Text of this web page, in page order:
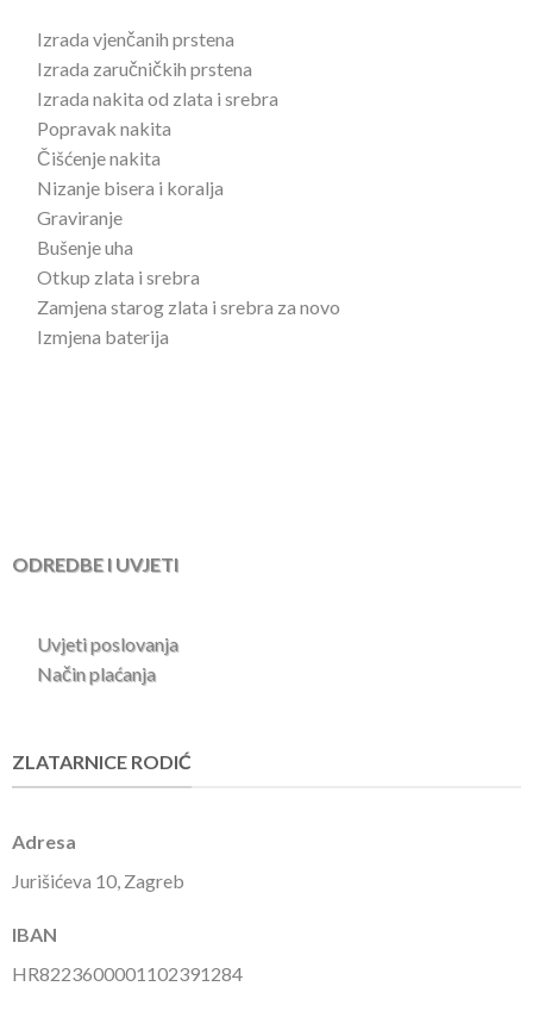
Izrada vjenčanih prstena
Izrada zaručničkih prstena
Izrada nakita od zlata i srebra
Popravak nakita
Čišćenje nakita
Nizanje bisera i koralja
Graviranje
Bušenje uha
Otkup zlata i srebra
Zamjena starog zlata i srebra za novo
Izmjena baterija
ODREDBE I UVJETI
Uvjeti poslovanja
Način plaćanja
ZLATARNICE RODIĆ
Adresa
Jurišićeva 10, Zagreb
IBAN
HR8223600001102391284